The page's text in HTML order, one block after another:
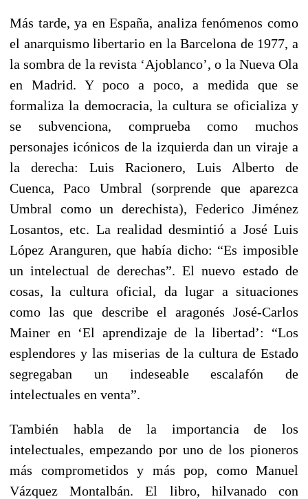
Más tarde, ya en España, analiza fenómenos como
el anarquismo libertario en la Barcelona de 1977, a
la sombra de la revista ‘Ajoblanco’, o la Nueva Ola
en Madrid. Y poco a poco, a medida que se
formaliza la democracia, la cultura se oficializa y
se subvenciona, comprueba como muchos
personajes icónicos de la izquierda dan un viraje a
la derecha: Luis Racionero, Luis Alberto de
Cuenca, Paco Umbral (sorprende que aparezca
Umbral como un derechista), Federico Jiménez
Losantos, etc. La realidad desmintió a José Luis
López Aranguren, que había dicho: “Es imposible
un intelectual de derechas”. El nuevo estado de
cosas, la cultura oficial, da lugar a situaciones
como las que describe el aragonés José-Carlos
Mainer en ‘El aprendizaje de la libertad’: “Los
esplendores y las miserias de la cultura de Estado
segregaban un indeseable escalafón de
intelectuales en venta”.
También habla de la importancia de los
intelectuales, empezando por uno de los pioneros
más comprometidos y más pop, como Manuel
Vázquez Montalbán. El libro, hilvanado con